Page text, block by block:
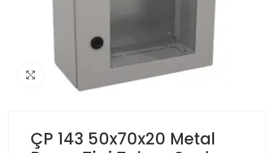
Click to enlarge
ÇP 143 50x70x20 Metal